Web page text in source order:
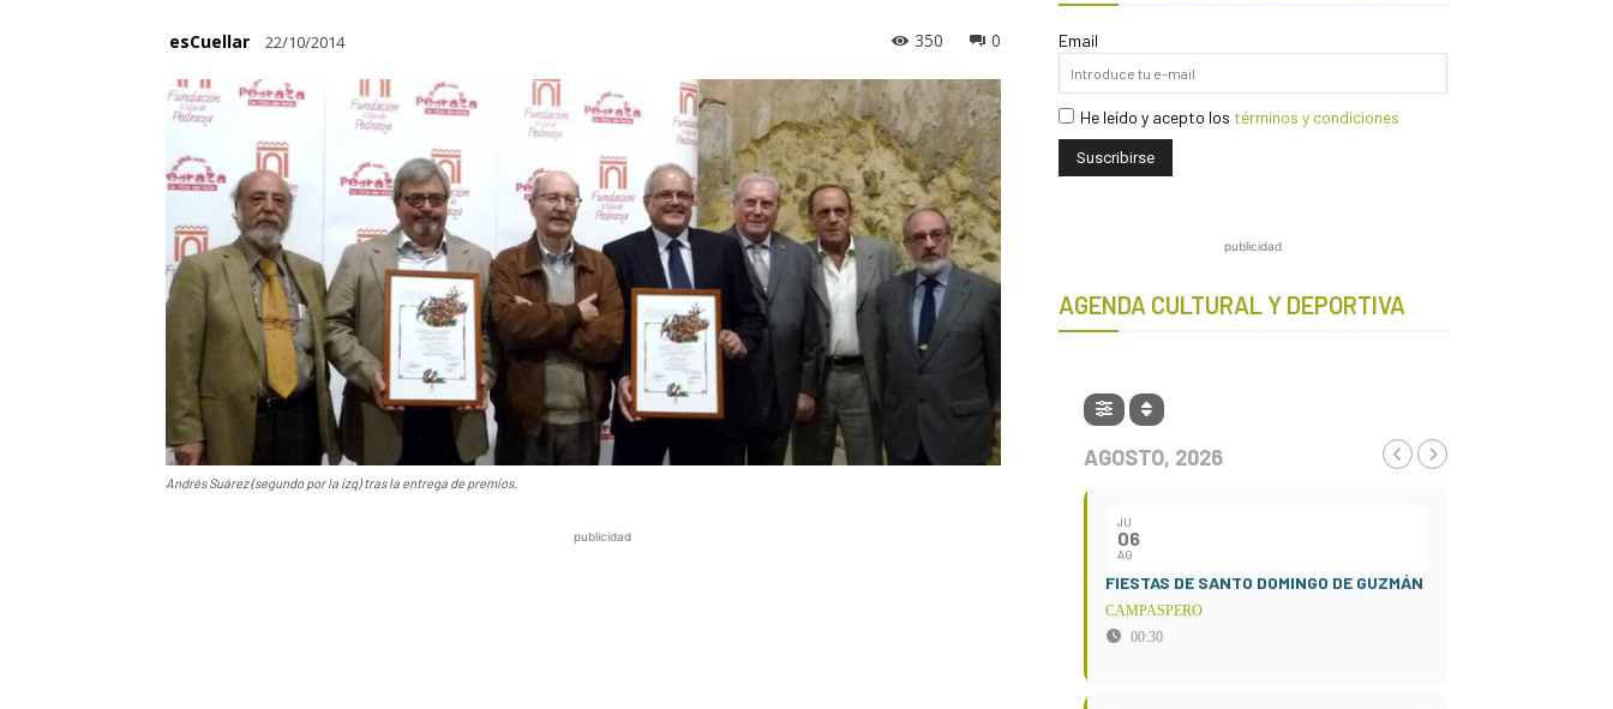
esCuellar 22/10/2014 0
350
Andrés Suárez (segundo por la izq) tras la entrega de premios.
publicidad
Email
He leído y acepto los términos y condiciones
publicidad
AGENDA CULTURAL Y DEPORTIVA
AGOSTO, 2026
JU
06
AG
FIESTAS DE SANTO DOMINGO DE GUZMÁN
CAMPASPERO
00:30